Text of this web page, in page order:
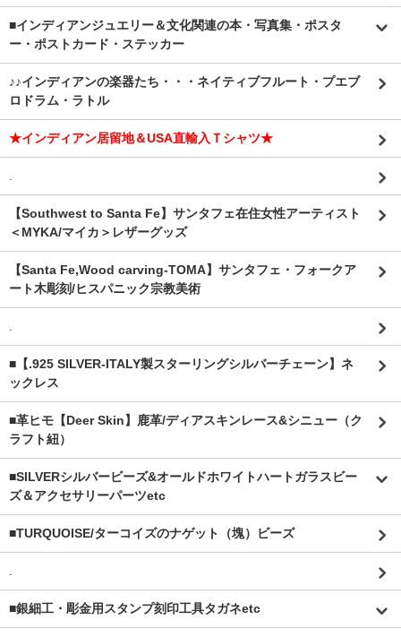
■インディアンジュエリー＆文化関連の本・写真集・ポスタ
ー・ポストカード・ステッカー
♪♪インディアンの楽器たち・・・ネイティブフルート・プエブ
ロドラム・ラトル
★インディアン居留地＆USA直輸入Ｔシャツ★
.
【Southwest to Santa Fe】サンタフェ在住女性アーティスト
＜MYKA/マイカ＞レザーグッズ
【Santa Fe,Wood carving-TOMA】サンタフェ・フォークア
ート木彫刻/ヒスパニック宗教美術
.
■【.925 SILVER-ITALY製スターリングシルバーチェーン】ネ
ックレス
■革ヒモ【Deer Skin】鹿革/ディアスキンレース&シニュー（ク
ラフト紐）
■SILVERシルバービーズ&オールドホワイトハートガラスビー
ズ＆アクセサリーパーツetc
■TURQUOISE/ターコイズのナゲット（塊）ビーズ
.
■銀細工・彫金用スタンプ刻印工具タガネetc